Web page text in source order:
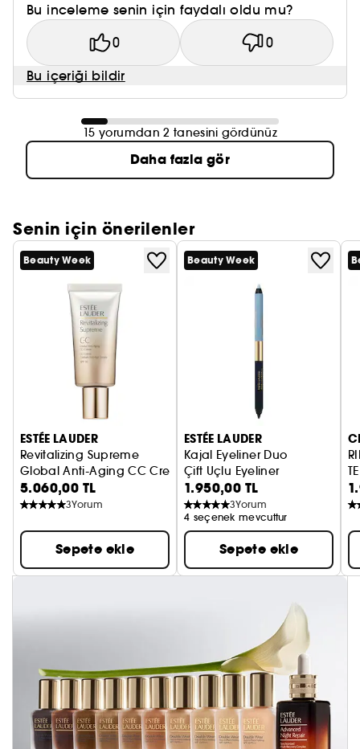
Bu inceleme senin için faydalı oldu mu?
0 0
Bu içeriği bildir
15 yorumdan 2 tanesini gördünüz
Daha fazla gör
Senin için önerilenler
Beauty Week
ESTÉE LAUDER
Revitalizing Supreme
Global Anti-Aging CC Creme SPF10
5.060,00 TL
3Yorum
Sepete ekle
Beauty Week
ESTÉE LAUDER
Kajal Eyeliner Duo
Çift Uçlu Eyeliner
1.950,00 TL
3Yorum
4 seçenek mevcuttur
Sepete ekle